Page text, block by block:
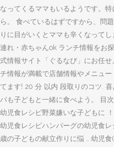
なってくるママもいるようです。
ら。 食べているはずですから、問
りに目がいくとママも辛くなって
連れ・赤ちゃんok ランチ情報をお
式情報サイト「ぐるなび」にお任
チ情報が満載で店舗情報やメニュ
てます! 20 分 以内 段取りのコツ.
パも子どもと一緒に食べよう。 目
幼児食レシピ野菜嫌いな子どもに
幼児食レシピハンバーグの幼児食
歳の子どもの献立作りに悩 … 幼児